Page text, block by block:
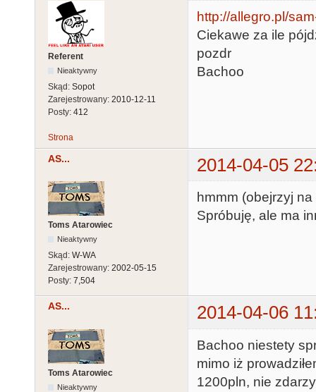
Referent
Nieaktywny
Skąd: Sopot
Zarejestrowany: 2010-12-11
Posty: 412
http://allegro.pl/
Ciekawe za ile
pozdr
Bachoo
Strona
AS... 2014-04-05
Toms Atarowiec
Nieaktywny
Skąd: W-WA
Zarejestrowany: 2002-05-15
Posty: 7,504
hmmm (obejrzyj na
Spróbuję, ale ma
AS... 2014-04-06
Toms Atarowiec
Nieaktywny
Bachoo niestety
mimo iż
1200pln, nie